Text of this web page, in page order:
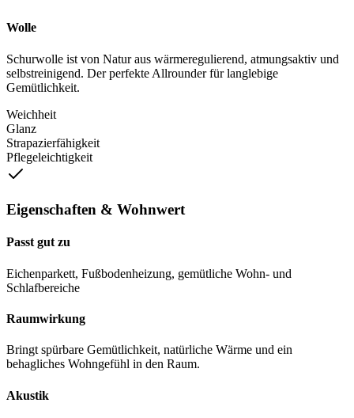
Wolle
Schurwolle ist von Natur aus wärmeregulierend, atmungsaktiv und
selbstreinigend. Der perfekte Allrounder für langlebige
Gemütlichkeit.
Weichheit
Glanz
Strapazierfähigkeit
Pflegeleichtigkeit
Eigenschaften & Wohnwert
Passt gut zu
Eichenparkett, Fußbodenheizung, gemütliche Wohn- und
Schlafbereiche
Raumwirkung
Bringt spürbare Gemütlichkeit, natürliche Wärme und ein
behagliches Wohngefühl in den Raum.
Akustik